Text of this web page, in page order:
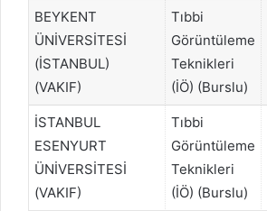
BEYKENT
ÜNİVERSİTESİ
(İSTANBUL)
(VAKIF)
Tıbbi
Görüntüleme
Teknikleri
(İÖ) (Burslu)
İSTANBUL
ESENYURT
ÜNİVERSİTESİ
(VAKIF)
Tıbbi
Görüntüleme
Teknikleri
(İÖ) (Burslu)